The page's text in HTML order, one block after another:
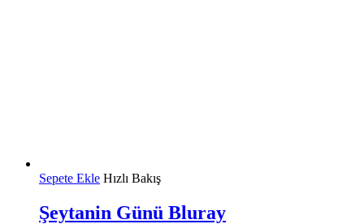
Sepete Ekle Hızlı Bakış
Şeytanin Günü Bluray